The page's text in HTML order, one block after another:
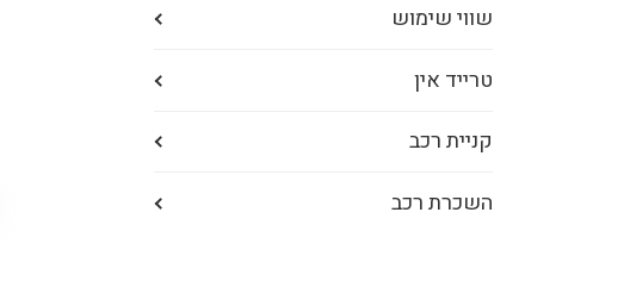
שווי שימוש
טרייד אין
קניית רכב
השכרת רכב